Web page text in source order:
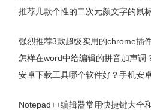
推荐几款个性的二次元颜文字的鼠
强烈推荐3款超级实用的chrome插
怎样在word中给编辑的拼音加声调
安卓下载工具哪个软件好？手机安
Notepad++编辑器常用快捷键大全